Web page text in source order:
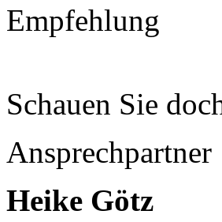
Empfehlung
Schauen Sie
Ansprechpartner
Heike Götz